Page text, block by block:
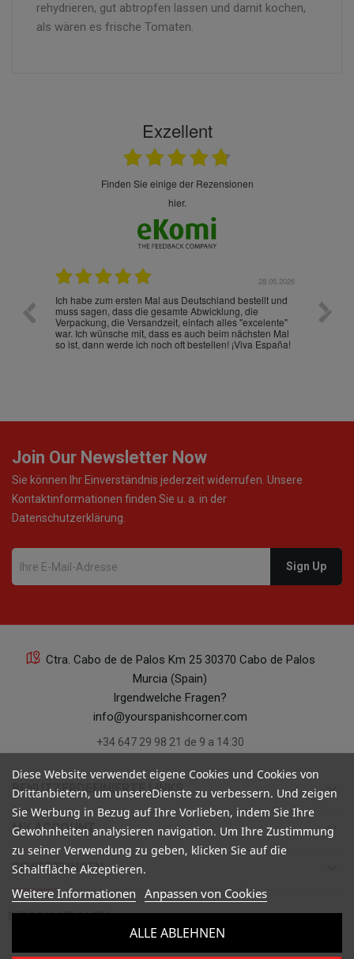
rehydrieren, gut abtropfen lassen und damit kochen,
als wären es frische Tomaten.
Exzellent
finden Sie einige der Rezensionen
hier.
28.05.2026
Ich habe zum ersten Mal aus Deutschland bestellt und
muss sagen, dass die gesamte Abwicklung, die
Verpackung, die Versandzeit, einfach alles "excelente"
war. Ich wünsche mit, dass es auch beim nächsten Mal
so ist, dann werde ich noch oft bestellen! ¡Viva España!
Die
gut
ist
Join Our Newsletter Now
Sie können Ihr Einverständnis jederzeit widerrufen. Unsere
Kontaktinformationen finden Sie u. a. in der
Datenschutzerklärung.
Ctra. Cabo de de Palos Km 25 30370 Cabo de Palos
Murcia (Spain)
Irgendwelche Fragen?
info@yourspanishcorner.com
+34 647 29 98 21 de 9 a 14:30
BENUTZERDEFINIERTE LINKS keyboard_arrow_down
MY ACCOUNT keyboard_arrow_down
BEWERTUNGEN
INFORMATIONEN 
Diese Website verwendet eigene Cookies und Cookies von
Drittanbietern, um unsereDienste zu verbessern. Und zeigen
Sie Werbung in Bezug auf Ihre Vorlieben, indem Sie Ihre
Gewohnheiten analysieren navigation. Um Ihre Zustimmung
zu seiner Verwendung zu geben, klicken Sie auf die
Schaltfläche Akzeptieren.
Weitere Informationen Anpassen von Cookies
ALLE ABLEHNEN